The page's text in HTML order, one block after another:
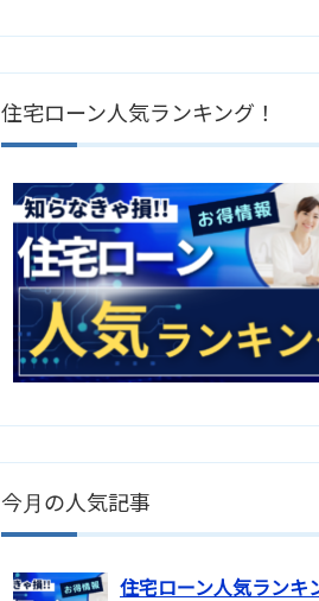
住宅ローン人気ランキング！
今月の人気記事
住宅ローン人気ランキ